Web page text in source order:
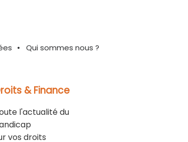
Qui sommes nous ?
& Finance
l'actualité du
vos droits